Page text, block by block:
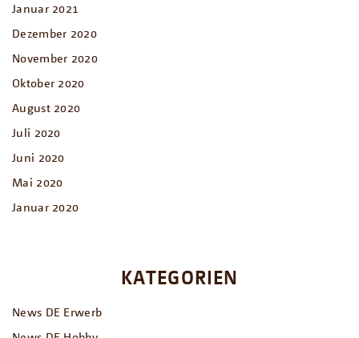
Januar 2021
Dezember 2020
November 2020
Oktober 2020
August 2020
Juli 2020
Juni 2020
Mai 2020
Januar 2020
KATEGORIEN
News DE Erwerb